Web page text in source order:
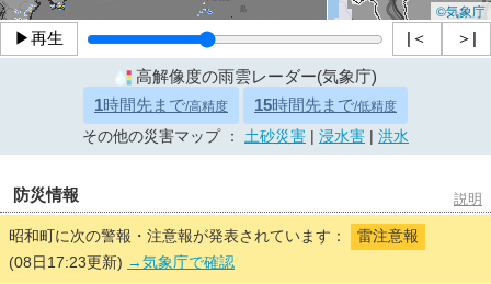
©気象庁
▶再生 |＜ ＞|
高解像度の雨雲レーダー(気象庁)
1時間先まで/高精度 15時間先まで/低精度
その他の災害マップ ： 土砂災害 浸水害 洪水
防災情報 説明
昭和町に次の警報・注意報が発表されています：
雷注意報
(08日17:23更新) →気象庁で確認